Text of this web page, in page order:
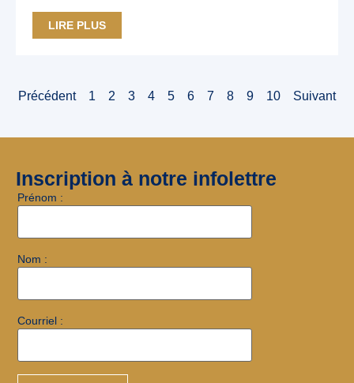
LIRE PLUS
Précédent 1 2 3 4 5 6 7 8 9 10 Suivant
Inscription à notre infolettre
Prénom :
Nom :
Courriel :